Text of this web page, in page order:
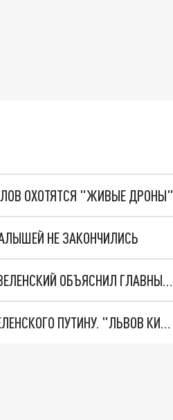
ОХОТЯТСЯ "ЖИВЫЕ ДРОНЫ"
НЕ ЗАКОНЧИЛИСЬ
"МЫ ВАС ЗАСТАВИМ": ЖУТКИЕ ДЕТАЛИ ОХОТЫ НА ГЕНЕРАЛА. ЗЕЛЕНСКИЙ ОБЪЯСНИЛ ГЛАВНЫЙ СМЫСЛ ТЕРАКТА В ЦЕНТРЕ МОСКВЫ
НОВОЕ МАСШТАБНЕЙШЕЕ НАСТУПЛЕНИЕ. ТРИ УЛЬТИМАТУМА ЗЕЛЕНСКОГО ПУТИНУ. "ЛЬВОВ КИМА" ПОСТАВЯТ НА ПВО? ГЛОБАЛЬНЫЙ ПРОРЫВ ПОД ЗАПОРОЖЬЕМ